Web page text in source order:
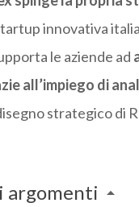
innovativa
le aziende ad
all’impiego di
strategico di
argomenti